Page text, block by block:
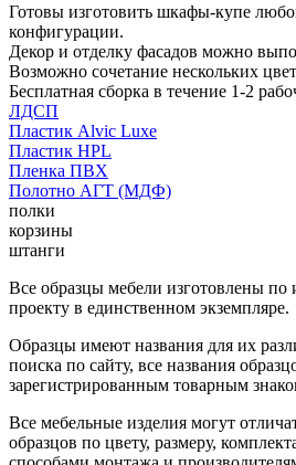
Готовы изготовить шкафы-купе
конфигурации.
Декор и отделку фасадов можно
Возможно сочетание нескольких
Бесплатная сборка в течение 1-2
ЛДСП
Пластик Alvic Luxe
Пластик HPL
Пленка ПВХ
Полотно АГТ (МДФ)
полки
корзины
штанги
Все образцы мебели изготовлены по
проекту в единственном экземпляре.
Образцы имеют названия для их
поиска по сайту, все названия
зарегистрированным товарным
Все мебельные изделия могут
образцов по цвету, размеру,